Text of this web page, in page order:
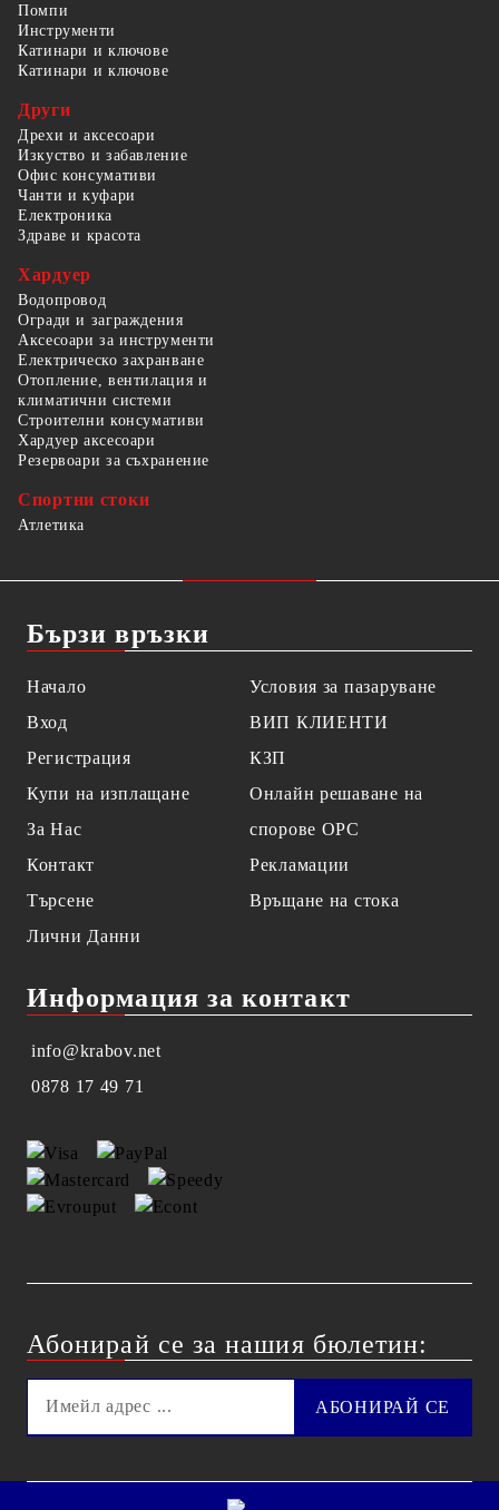
Помпи
Инструменти
Катинари и ключове
Катинари и ключове
Други
Дрехи и аксесоари
Изкуство и забавление
Офис консумативи
Чанти и куфари
Електроника
Здраве и красота
Хардуер
Водопровод
Огради и заграждения
Аксесоари за инструменти
Електрическо захранване
Отопление, вентилация и
климатични системи
Строителни консумативи
Хардуер аксесоари
Резервоари за съхранение
Спортни стоки
Атлетика
Бързи връзки
Начало
Вход
Регистрация
Купи на изплащане
За Нас
Контакт
Търсене
Лични Данни
Условия за пазаруване
ВИП КЛИЕНТИ
КЗП
Онлайн решаване на
спорове OPC
Рекламации
Връщане на стока
Информация за контакт
info@krabov.net
0878 17 49 71
Абонирай се за нашия бюлетин: